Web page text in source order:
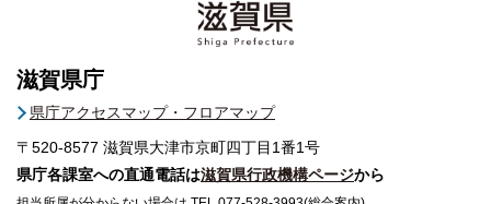
滋賀県庁
県庁アクセスマップ・フロアマップ
〒520-8577 滋賀県大津市京町四丁目1番1号
県庁各課室への直通電話は滋賀県行政機構ページから